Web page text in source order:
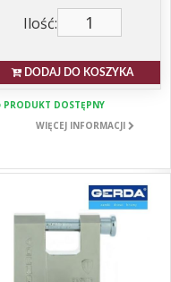
Ilość:
DODAJ DO KOSZYKA
PRODUKT DOSTĘPNY
WIĘCEJ INFORMACJI